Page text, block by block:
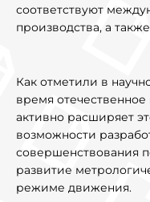
соответствуют
производства, а
Как отметили в
время
активно расширяет
возможности
совершенствования
развитие
режиме движения.